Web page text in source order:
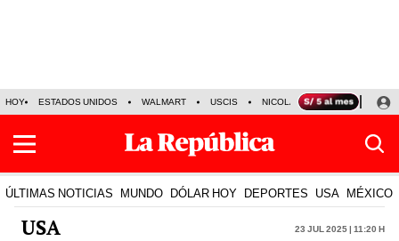
HOY ESTADOS UNIDOS WALMART USCIS NICOLÁS MADURO P-8
ÚLTIMAS NOTICIAS MUNDO DÓLAR HOY DEPORTES USA MÉXICO
USA 23 Jul 2025 | 11:20 h